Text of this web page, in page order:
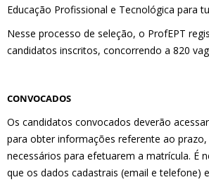
Educação Profissional e Tecnológica para
Nesse processo de seleção, o ProfEPT
candidatos inscritos, concorrendo a 820
CONVOCADOS
Os candidatos convocados deverão
para obter informações referente ao
necessários para efetuarem a matrícula. É
que os dados cadastrais (email e telefone)